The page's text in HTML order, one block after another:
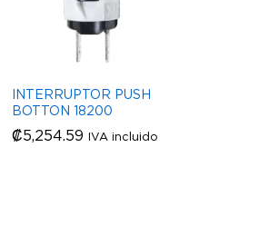
INTERRUPTOR PUSH
BOTTON 18200
₡5,254.59 IVA incluido
₡5,254.59